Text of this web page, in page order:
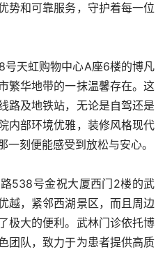
势和可靠服务，守护着每一位
号天虹购物中心A座6楼的博凡
繁华地带的一抹温馨存在。这
路及地铁站，无论是自驾还是
内部环境优雅，装修风格现代
刻便能感受到放松与安心。
538号金祝大厦西门2楼的武
越，紧邻西湖景区，而且周边
极大的便利。武林门诊依托博
团队，致力于为患者提供高质